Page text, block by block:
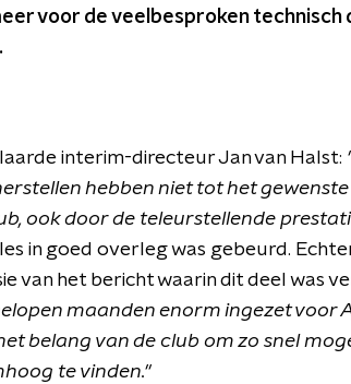
voor de veelbesproken technisch
interim-directeur Jan van Halst:
hebben niet tot het
ook door de teleurstellende
in goed overleg was gebeurd.
van het bericht waarin dit deel was
maanden enorm ingezet voor
belang van de club om zo snel
te vinden.''